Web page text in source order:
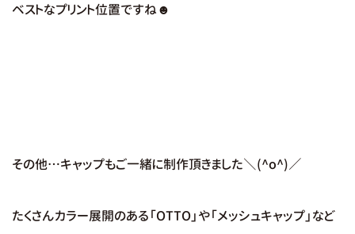
ベストなプリント位置ですね☻
その他…キャップもご一緒に制作頂きました＼(^o^)／
たくさんカラー展開のある「OTTO」や「メッシュキャップ」など